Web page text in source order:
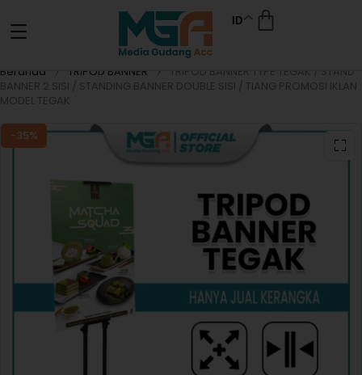
ID
Beranda TRIPOD BANNER
TRIPOD BANNER TYPE TEGAK / STAND
BANNER 2 SISI / STANDING BANNER DOUBLE SISI / TIANG PROMOSI IKLAN
MODEL TEGAK
-35%